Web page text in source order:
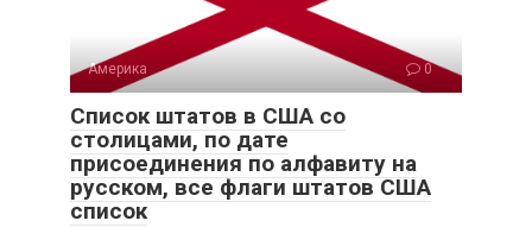
Америка 0
Список штатов в США со
столицами, по дате
присоединения по алфавиту на
русском, все флаги штатов США
список